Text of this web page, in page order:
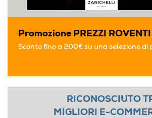
Promozione PREZZI ROVENTI
Sconto fino a 200€ su una selezione di
RICONOSCIUTO
MIGLIORI E-